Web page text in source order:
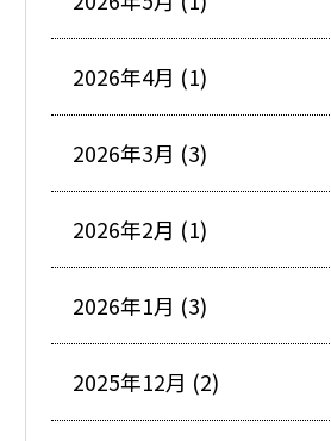
2026年4月 (1)
2026年3月 (3)
2026年2月 (1)
2026年1月 (3)
2025年12月 (2)